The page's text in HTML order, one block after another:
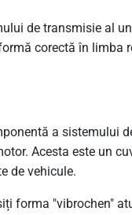
de transmisie al
corectă în limba
a sistemului
Acesta este un
de vehicule.
forma "vibrochen"